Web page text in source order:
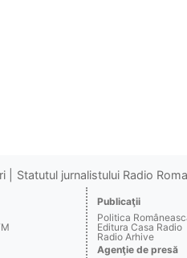
Statutul jurnalistului Radio
Publicaţii
Politica
Editura Casa Radio
Radio Arhive
Agenţie de presă